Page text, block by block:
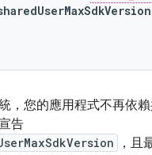
，您的應用程式不再依
告
，且